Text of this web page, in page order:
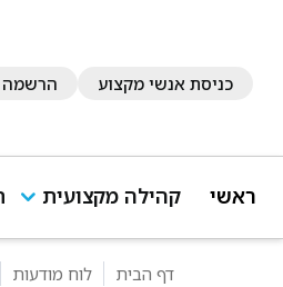
כניסת אנשי מקצוע הרשמה
ראשי קהילה מקצועית
דף הבית לוח מודעות